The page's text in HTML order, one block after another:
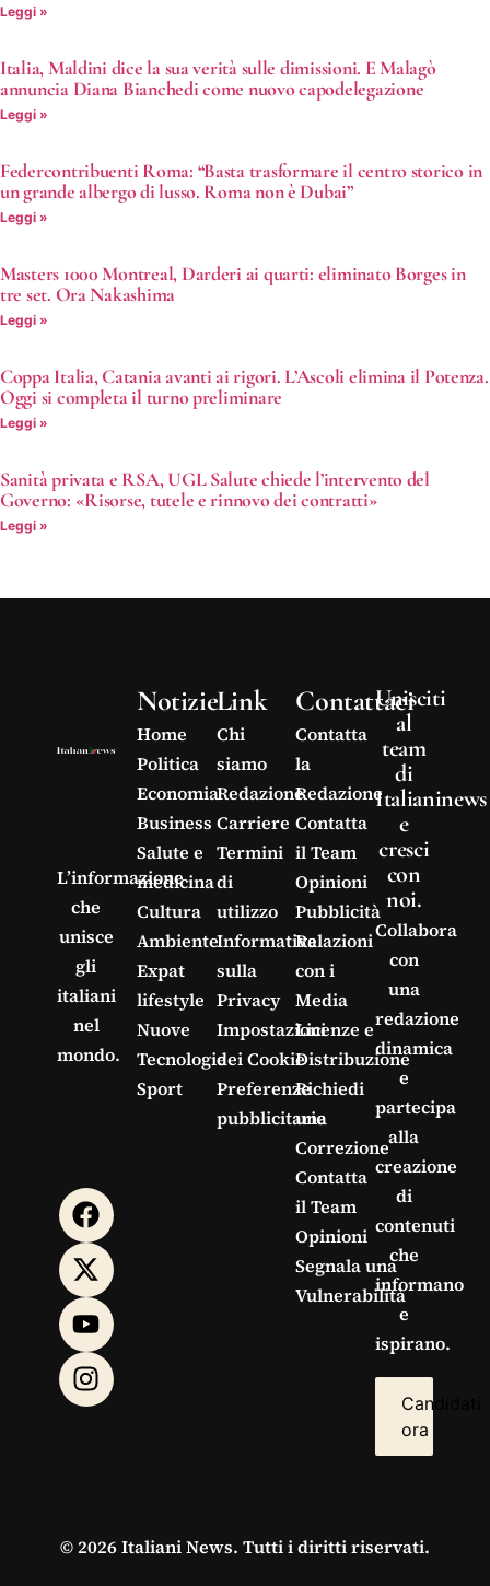
Leggi »
Italia, Maldini dice la sua verità sulle dimissioni. E Malagò
annuncia Diana Bianchedi come nuovo capodelegazione
Leggi »
Federcontribuenti Roma: “Basta trasformare il centro storico in
un grande albergo di lusso. Roma non è Dubai”
Leggi »
Masters 1000 Montreal, Darderi ai quarti: eliminato Borges in
tre set. Ora Nakashima
Leggi »
Coppa Italia, Catania avanti ai rigori. L’Ascoli elimina il Potenza.
Oggi si completa il turno preliminare
Leggi »
Sanità privata e RSA, UGL Salute chiede l’intervento del
Governo: «Risorse, tutele e rinnovo dei contratti»
Leggi »
L’informazione
che
unisce
gli
italiani
nel
mondo.
Notizie
Home
Politica
Economia
Business
Salute e
medicina
Cultura
Ambiente
Expat
lifestyle
Nuove
Tecnologie
Sport
Link
Chi
siamo
Redazione
Carriere
Termini
di
utilizzo
Informativa
sulla
Privacy
Impostazioni
dei Cookie
Preferenze
pubblicitarie
Contattaci
Contatta
la
Redazione
Contatta
il Team
Opinioni
Pubblicità
Relazioni
con i
Media
Licenze e
Distribuzione
Richiedi
una
Correzione
Contatta
il Team
Opinioni
Segnala una
Vulnerabilità
Unisciti
al
team
di
Italianinews
e
cresci
con
noi.
Collabora
con
una
redazione
dinamica
e
partecipa
alla
creazione
di
contenuti
che
informano
e
ispirano.
Candidati
ora
© 2026 Italiani News. Tutti i diritti riservati.